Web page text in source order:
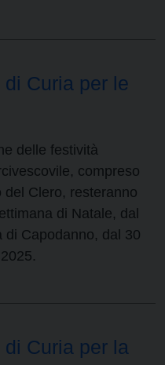
Curia per le
delle festività
compreso
del Clero, resteranno
di Natale, dal
di Capodanno, dal 30
Curia per la